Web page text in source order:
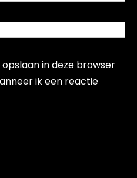
in deze browser
ik een reactie